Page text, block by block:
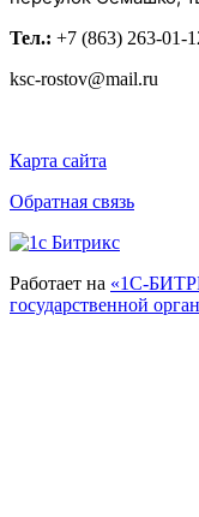
Тел.: +7 (863) 263-01-
ksc-rostov@mail.ru
Карта сайта
Обратная связь
Работает на «1С-
государственной